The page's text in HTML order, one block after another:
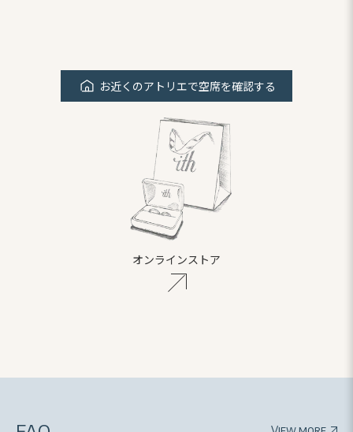
お近くのアトリエで空席を確認する
オンラインストア